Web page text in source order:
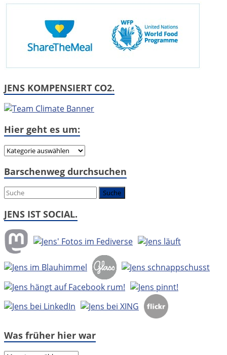
JENS KOMPENSIERT CO2.
Hier geht es um:
Hier
es
Barschenweg durchsuchen
JENS IST SOCIAL.
Was früher hier war